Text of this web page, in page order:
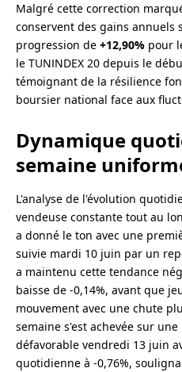
Malgré cette correction
conservent des gains annuels
progression de +12,90% pour
le TUNINDEX 20 depuis le
témoignant de la résilience
boursier national face aux
Dynamique
semaine
L'analyse de l'évolution
vendeuse constante tout au
a donné le ton avec une
suivie mardi 10 juin par un
a maintenu cette tendance
baisse de -0,14%, avant que
mouvement avec une chute
semaine s'est achevée sur
défavorable vendredi 13 juin
quotidienne à -0,76%,